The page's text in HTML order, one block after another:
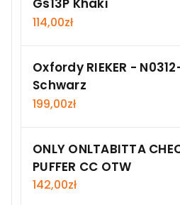
Gs13P Khaki
114,00zł
Oxfordy RIEKER -
Schwarz
199,00zł
ONLY ONLTABITTA
PUFFER CC OTW
142,00zł